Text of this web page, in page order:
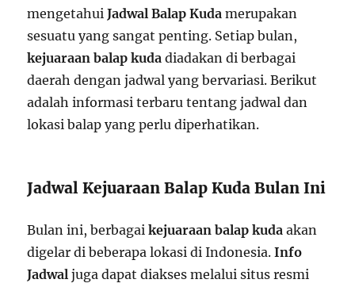
mengetahuiJadwal Balap Kuda merupakan
sesuatu yang sangat penting. Setiap bulan,
kejuaraan balap kuda diadakan di berbagai
daerah dengan jadwal yang bervariasi. Berikut
adalah informasi terbaru tentang jadwal dan
lokasi balap yang perlu diperhatikan.
Jadwal Kejuaraan Balap Kuda Bulan Ini
Bulan ini, berbagaikejuaraan balap kuda akan
digelar di beberapa lokasi di Indonesia.Info
Jadwal juga dapat diakses melalui situs resmi